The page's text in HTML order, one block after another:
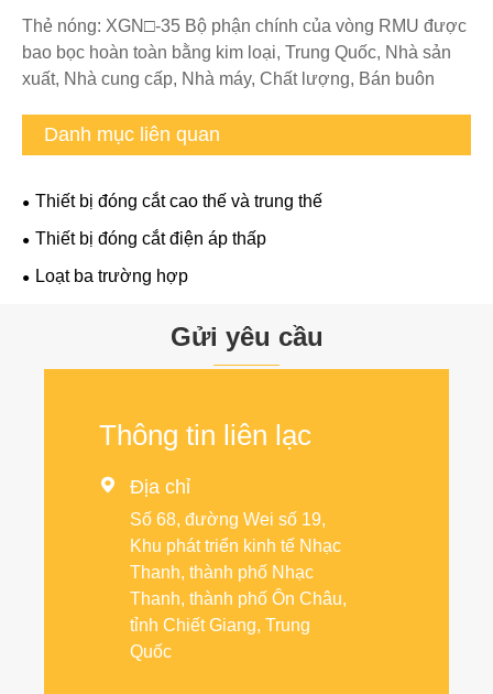
Thẻ nóng: XGN□-35 Bộ phận chính của vòng RMU được
bao bọc hoàn toàn bằng kim loại, Trung Quốc, Nhà sản
xuất, Nhà cung cấp, Nhà máy, Chất lượng, Bán buôn
Danh mục liên quan
Thiết bị đóng cắt cao thế và trung thế
Thiết bị đóng cắt điện áp thấp
Loạt ba trường hợp
Gửi yêu cầu
Thông tin liên lạc
 Địa chỉ
Số 68, đường Wei số 19,
Khu phát triển kinh tế Nhạc
Thanh, thành phố Nhạc
Thanh, thành phố Ôn Châu,
tỉnh Chiết Giang, Trung
Quốc